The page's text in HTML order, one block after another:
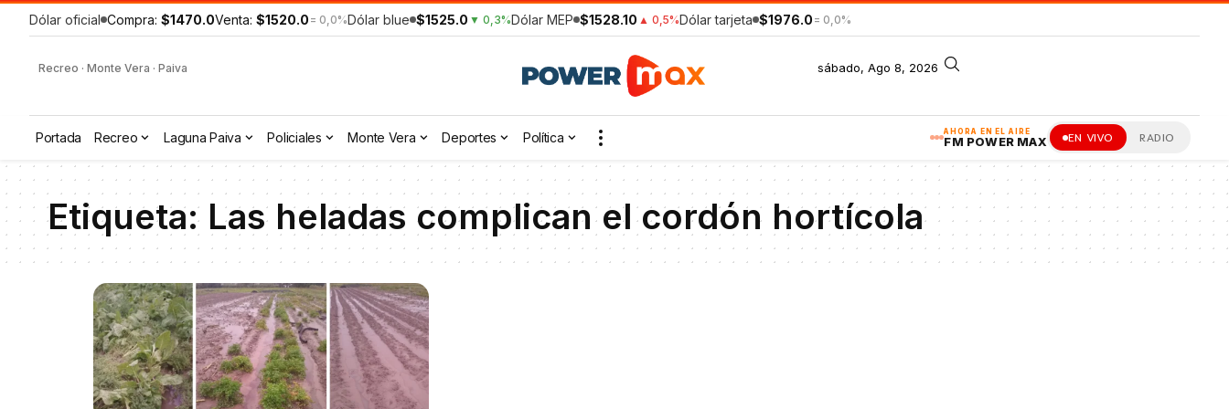
Dólar oficial Compra: $1470.0Venta: $1520.0 = 0,0%Dólar blue $1525.0 ▼ 0,3%Dólar MEP $1528.10 ▲ 0,5%Dólar tarjeta $1976.0 = 0,0%
Recreo · Monte Vera · Paiva sábado, Ago 8, 2026
AHORA EN EL AIRE
FM POWER MAX EN VIVO RADIO
Portada Recreo Laguna Paiva Policiales Monte Vera Deportes Política
Etiqueta: Las heladas complican el cordón hortícola